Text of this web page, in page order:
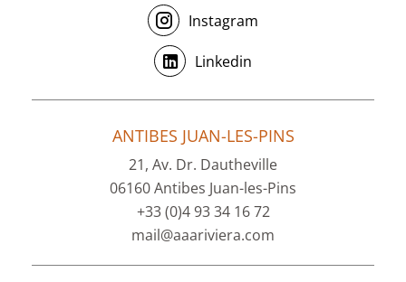
Instagram
Linkedin
ANTIBES JUAN-LES-PINS
21, Av. Dr. Dautheville
06160 Antibes Juan-les-Pins
+33 (0)4 93 34 16 72
mail@aaariviera.com